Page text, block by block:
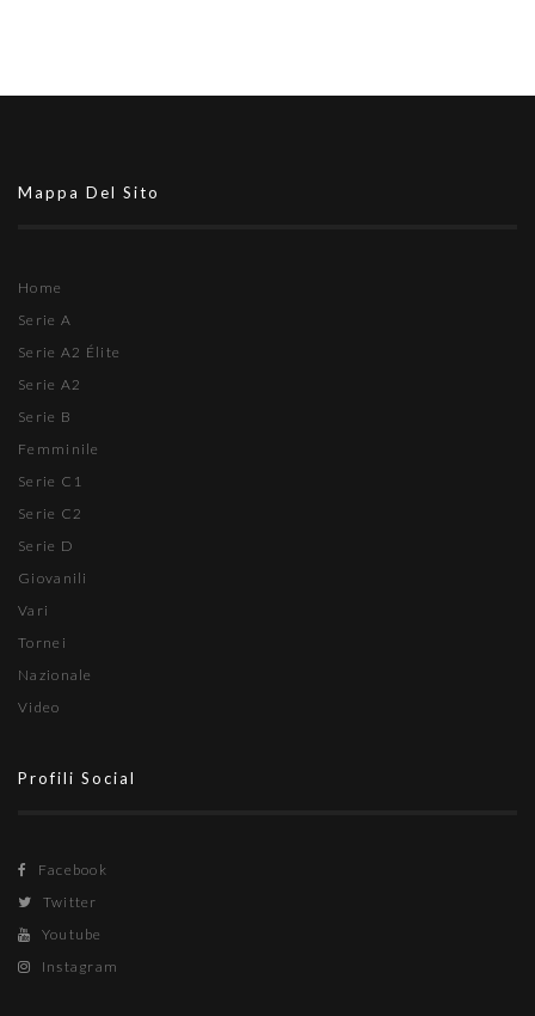
Mappa Del Sito
Home
Serie A
Serie A2 Élite
Serie A2
Serie B
Femminile
Serie C1
Serie C2
Serie D
Giovanili
Vari
Tornei
Nazionale
Video
Profili Social
Facebook
Twitter
Youtube
Instagram